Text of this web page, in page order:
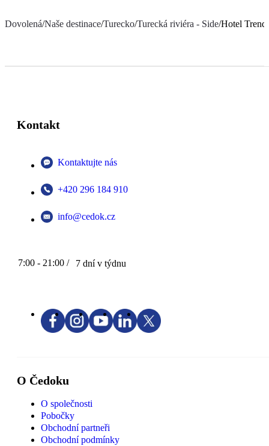
Dovolená/Naše destinace/Turecko/Turecká riviéra - Side/Hotel
Kontakt
Kontaktujte nás
+420 296 184 910
info@cedok.cz
7:00 - 21:00 / 7 dní v týdnu
O Čedoku
O společnosti
Pobočky
Obchodní partneři
Obchodní podmínky